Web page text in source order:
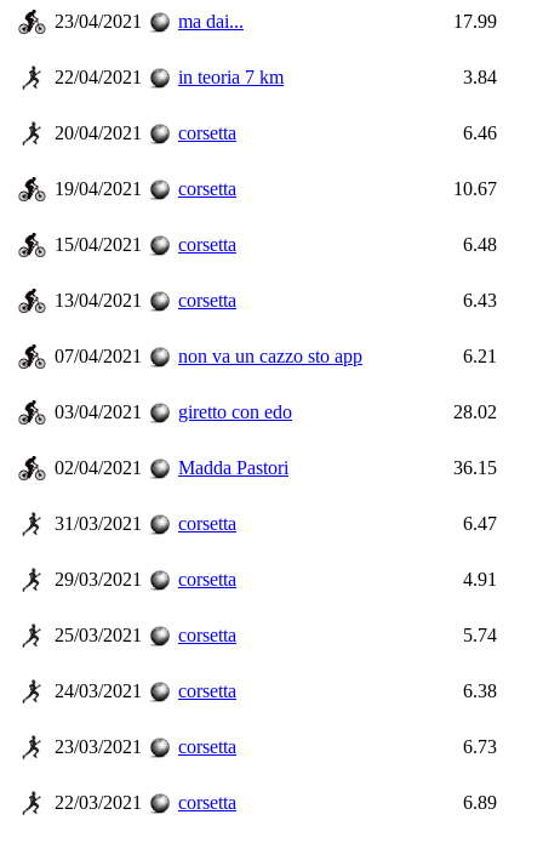
23/04/2021 ma dai... 17.99
22/04/2021 in teoria 7 km 3.84
20/04/2021 corsetta 6.46
19/04/2021 corsetta 10.67
15/04/2021 corsetta 6.48
13/04/2021 corsetta 6.43
07/04/2021 non va un cazzo sto app 6.21
03/04/2021 giretto con edo 28.02
02/04/2021 Madda Pastori 36.15
31/03/2021 corsetta 6.47
29/03/2021 corsetta 4.91
25/03/2021 corsetta 5.74
24/03/2021 corsetta 6.38
23/03/2021 corsetta 6.73
22/03/2021 corsetta 6.89